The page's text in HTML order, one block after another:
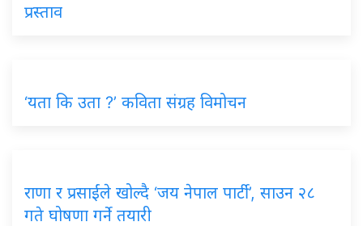
प्रस्ताव
‘यता कि उता ?’ कविता संग्रह विमोचन
राणा र प्रसाईंले खोल्दै ‘जय नेपाल पार्टी’, साउन २८
गते घोषणा गर्ने तयारी